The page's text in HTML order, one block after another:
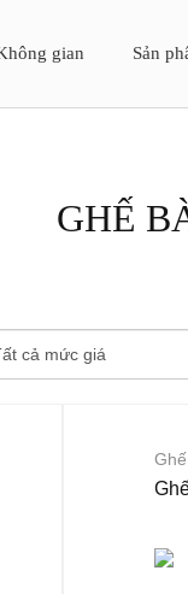
gian Sản
GHẾ